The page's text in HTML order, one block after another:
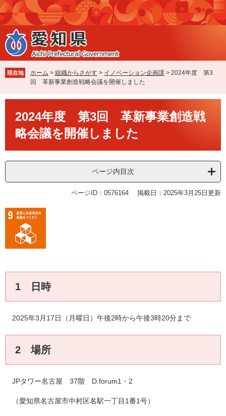
ペ
ー
ジ
の
先
で
す
メ
ニ
ュ
ー
を
ば
し
本
現在地 ホーム > 組織からさがす > イノベーション企画課 > 2024年度 第3
回 革新事業創造戦略会議を開催しました
2024年度 第3回 革新事業創造戦
略会議を開催しました
ページ内目次
ページID：0576164 掲載日：2025年3月25日更新
1 日時
​2025年3月17日（月曜日）午後2時から午後3時20分まで
2 場所
JPタワー名古屋 37階 D.forum1・2
（愛知県名古屋市中村区名駅一丁目1番1号）